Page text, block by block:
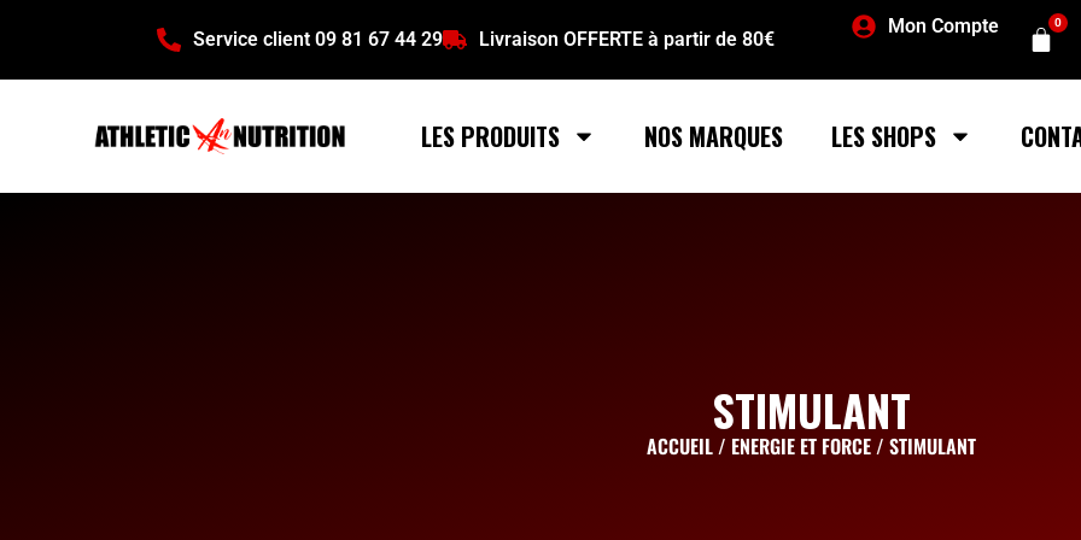
Service client 09 81 67 44 29 Livraison OFFERTE à partir de 80€
Mon Compte 0
LES PRODUITS NOS MARQUES LES SHOPS
STIMULANT
ACCUEIL/ ENERGIE ET FORCE/ STIMULANT